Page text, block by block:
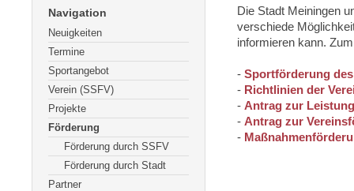
Navigation
Neuigkeiten
Termine
Sportangebot
Verein (SSFV)
Projekte
Förderung
Förderung durch SSFV
Förderung durch Stadt
Partner
Die Stadt Meiningen
verschiede
informieren kann.
- Sportförderung des
- Richtlinien der
- Antrag zur
- Antrag zur
-